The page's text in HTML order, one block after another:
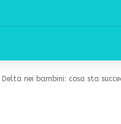
nei bambini: cosa sta